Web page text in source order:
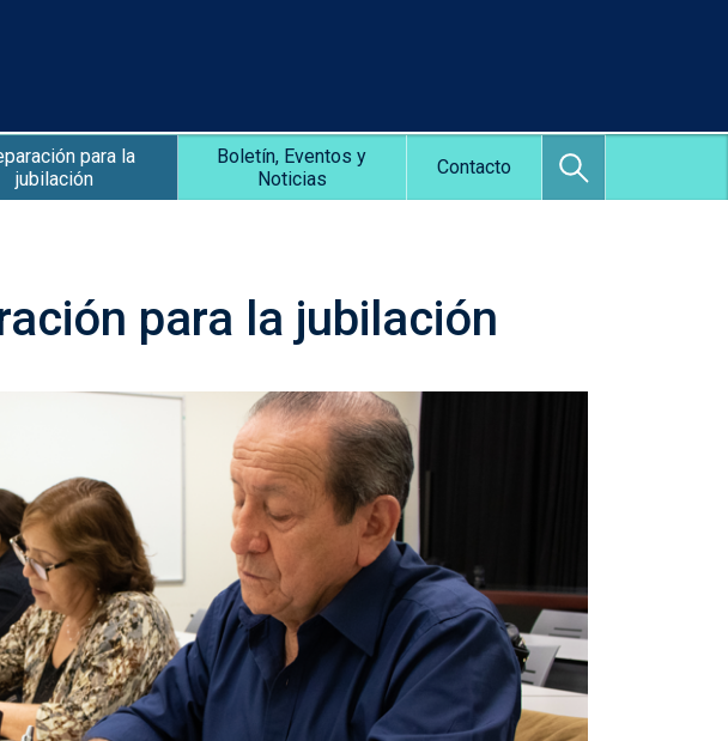
para la
jubilación
Boletín, Eventos y
Noticias
Contacto
para la jubilación